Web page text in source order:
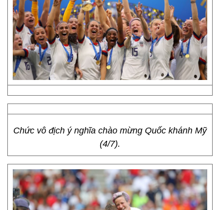
Chức vô địch ý nghĩa chào mừng Quốc khánh Mỹ
(4/7).